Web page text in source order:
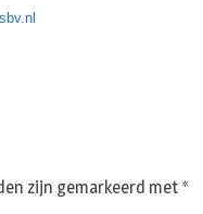
zijn gemarkeerd met *